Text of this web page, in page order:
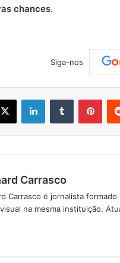
chances.
Siga-nos
Carrasco
Carrasco é jornalista
na mesma instituição.